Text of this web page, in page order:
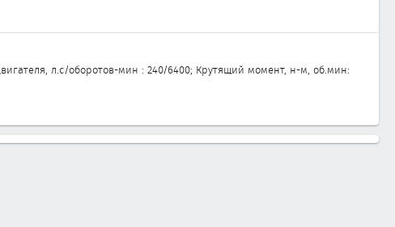
л.с/оборотов-мин : 240/6400; Крутящий момент, н-м, об.мин: